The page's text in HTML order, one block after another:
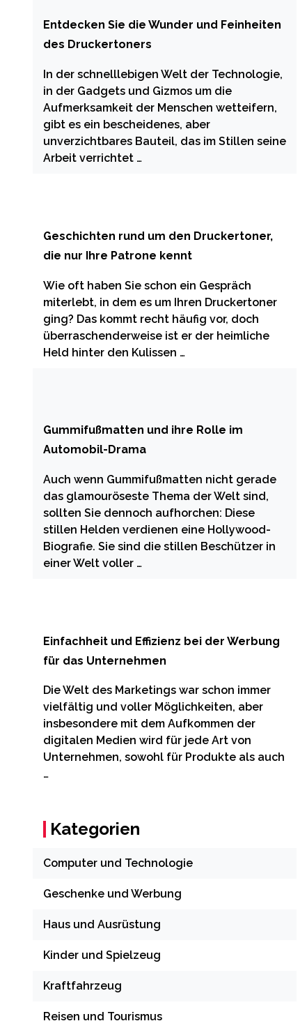
Entdecken Sie die Wunder und Feinheiten
des Druckertoners
In der schnelllebigen Welt der Technologie,
in der Gadgets und Gizmos um die
Aufmerksamkeit der Menschen wetteifern,
gibt es ein bescheidenes, aber
unverzichtbares Bauteil, das im Stillen seine
Arbeit verrichtet …
Geschichten rund um den Druckertoner,
die nur Ihre Patrone kennt
Wie oft haben Sie schon ein Gespräch
miterlebt, in dem es um Ihren Druckertoner
ging? Das kommt recht häufig vor, doch
überraschenderweise ist er der heimliche
Held hinter den Kulissen …
Gummifußmatten und ihre Rolle im
Automobil-Drama
Auch wenn Gummifußmatten nicht gerade
das glamouröseste Thema der Welt sind,
sollten Sie dennoch aufhorchen: Diese
stillen Helden verdienen eine Hollywood-
Biografie. Sie sind die stillen Beschützer in
einer Welt voller …
Einfachheit und Effizienz bei der Werbung
für das Unternehmen
Die Welt des Marketings war schon immer
vielfältig und voller Möglichkeiten, aber
insbesondere mit dem Aufkommen der
digitalen Medien wird für jede Art von
Unternehmen, sowohl für Produkte als auch
…
Kategorien
Computer und Technologie
Geschenke und Werbung
Haus und Ausrüstung
Kinder und Spielzeug
Kraftfahrzeug
Reisen und Tourismus